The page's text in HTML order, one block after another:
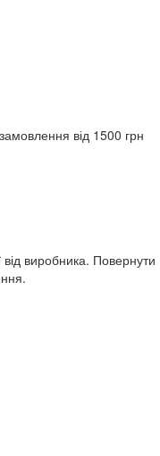
від 1500 грн
від виробника. Повернути